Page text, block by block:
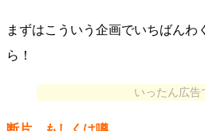
まずはこういう企画でいちばんわ
ら！
いったん広告